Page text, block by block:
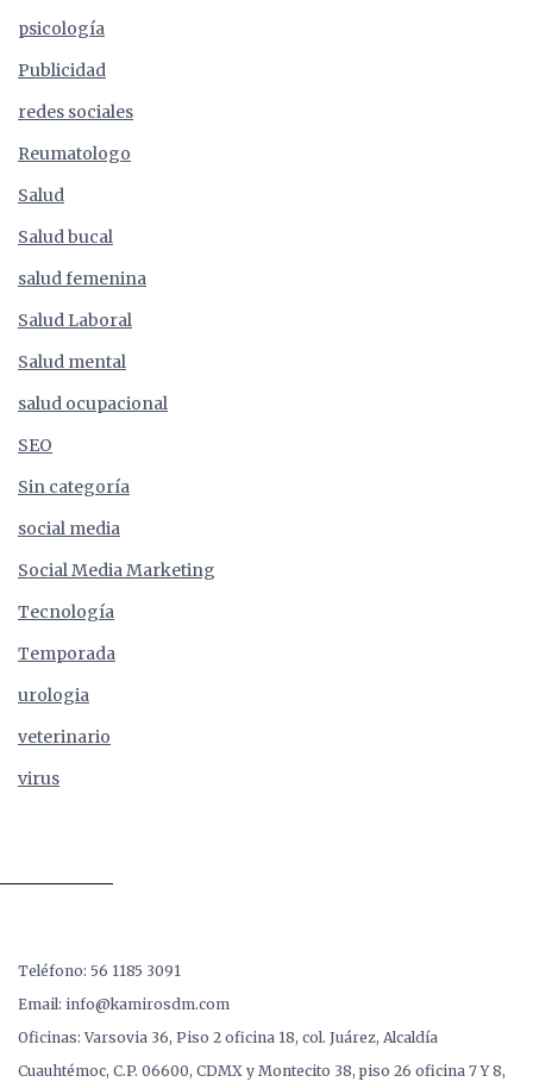
psicología
Publicidad
redes sociales
Reumatologo
Salud
Salud bucal
salud femenina
Salud Laboral
Salud mental
salud ocupacional
SEO
Sin categoría
social media
Social Media Marketing
Tecnología
Temporada
urologia
veterinario
virus
Teléfono: 56 1185 3091
Email: info@kamirosdm.com
Oficinas: Varsovia 36, Piso 2 oficina 18, col. Juárez, Alcaldía
Cuauhtémoc, C.P. 06600, CDMX y Montecito 38, piso 26 oficina 7 Y 8,